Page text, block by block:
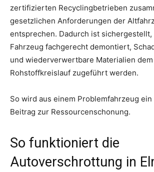
zertifizierten Recyclingbetrieben
gesetzlichen Anforderungen der
entsprechen. Dadurch ist sichergestellt,
Fahrzeug fachgerecht demontiert,
und wiederverwertbare Materialien dem
Rohstoffkreislauf zugeführt werden.
So wird aus einem Problemfahrzeug
Beitrag zur Ressourcenschonung.
So funktioniert die
Autoverschrottung in